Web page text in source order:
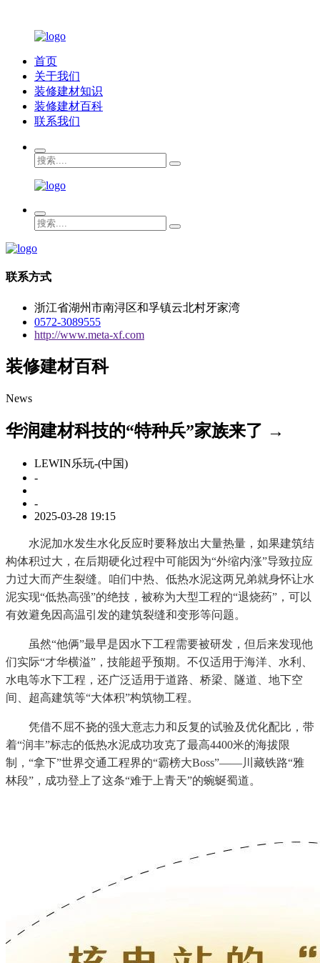
首页
关于我们
装修建材知识
装修建材百科
联系我们
联系方式
浙江省湖州市南浔区和孚镇云北村牙家湾
0572-3089555
http://www.meta-xf.com
装修建材百科
News
华润建材科技的“特种兵”家族来了 →
LEWIN乐玩-(中国)
-
-
2025-03-28 19:15
水泥加水发生水化反应时要释放出大量热量，如果建筑结
构体积过大，在后期硬化过程中可能因为“外缩内涨”导致拉应
力过大而产生裂缝。咱们中热、低热水泥这两兄弟就身怀让水
泥实现“低热高强”的绝技，被称为大型工程的“退烧药”，可以
有效避免因高温引发的建筑裂缝和变形等问题。
虽然“他俩”最早是因水下工程需要被研发，但后来发现他
们实际“才华横溢”，技能超乎预期。不仅适用于海洋、水利、
水电等水下工程，还广泛适用于道路、桥梁、隧道、地下空
间、超高建筑等“大体积”构筑物工程。
凭借不屈不挠的强大意志力和反复的试验及优化配比，带
着“润丰”标志的低热水泥成功攻克了最高4400米的海拔限
制，“拿下”世界交通工程界的“霸榜大Boss”——川藏铁路“雅
林段”，成功登上了这条“难于上青天”的蜿蜒蜀道。